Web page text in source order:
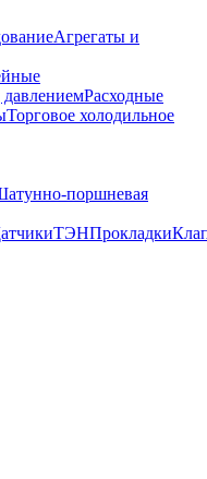
Агрегаты и
Расходные
Торговое холодильное
поршневая
ТЭНПрокладки